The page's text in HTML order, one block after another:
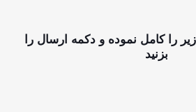
را کامل نموده و دکمه ارسال را
بزنید